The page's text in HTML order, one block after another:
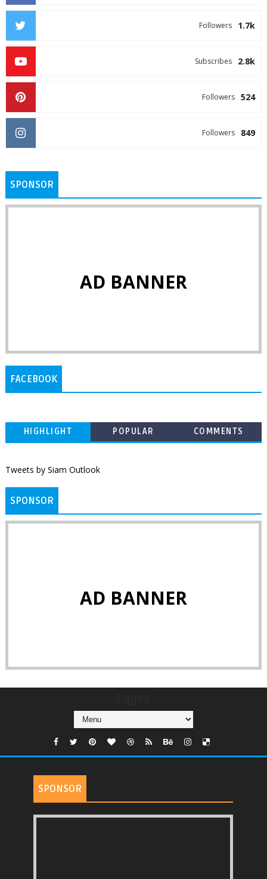
1.7k
Followers
2.8k
Subscribes
524
Followers
849
Followers
SPONSOR
AD BANNER
FACEBOOK
HIGHLIGHT POPULAR COMMENTS
Tweets by Siam Outlook
SPONSOR
AD BANNER
SPONSOR